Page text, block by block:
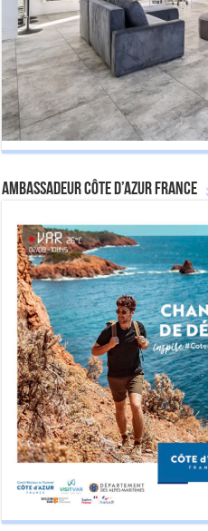
Ambassadeur Côte d’Azur France